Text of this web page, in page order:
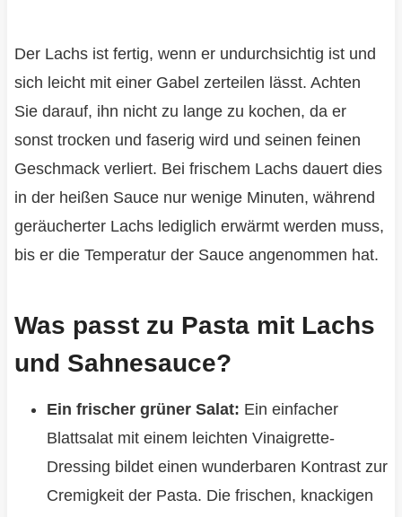
Der Lachs ist fertig, wenn er undurchsichtig ist und
sich leicht mit einer Gabel zerteilen lässt. Achten
Sie darauf, ihn nicht zu lange zu kochen, da er
sonst trocken und faserig wird und seinen feinen
Geschmack verliert. Bei frischem Lachs dauert dies
in der heißen Sauce nur wenige Minuten, während
geräucherter Lachs lediglich erwärmt werden muss,
bis er die Temperatur der Sauce angenommen hat.
Was passt zu Pasta mit Lachs
und Sahnesauce?
Ein frischer grüner Salat: Ein einfacher
Blattsalat mit einem leichten Vinaigrette-
Dressing bildet einen wunderbaren Kontrast zur
Cremigkeit der Pasta. Die frischen, knackigen